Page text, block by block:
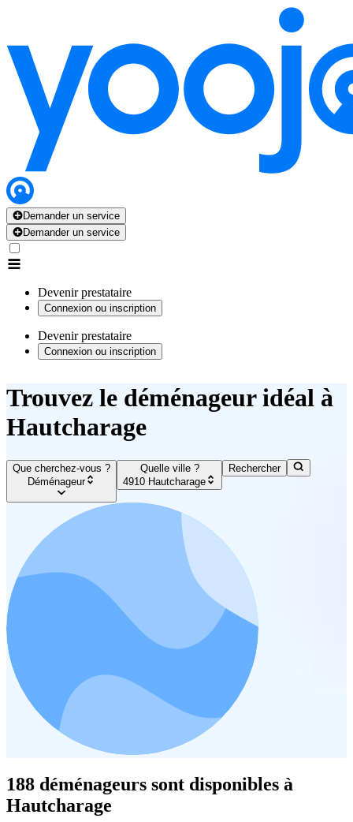
Demander un service
Demander un service
Devenir prestataire
Connexion ou inscription
Devenir prestataire
Connexion ou inscription
Trouvez le déménageur idéal à
Hautcharage
Que cherchez-vous ?
Déménageur
Quelle ville ?
4910 Hautcharage
Rechercher
188 déménageurs sont disponibles à
Hautcharage